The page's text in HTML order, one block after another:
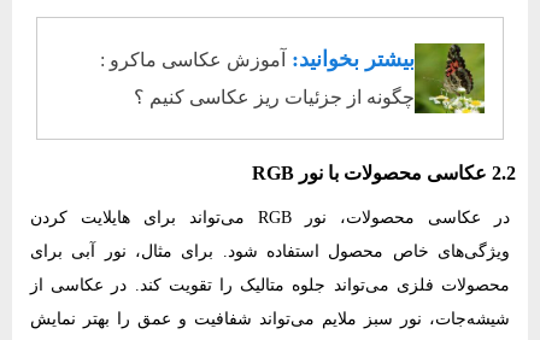
بیشتر بخوانید: آموزش عکاسی ماکرو :
چگونه از جزئیات ریز عکاسی کنیم ؟
2.2 عکاسی محصولات با نور RGB
در عکاسی محصولات، نور RGB می‌تواند برای هایلایت کردن
ویژگی‌های خاص محصول استفاده شود. برای مثال، نور آبی برای
محصولات فلزی می‌تواند جلوه متالیک را تقویت کند. در عکاسی از
شیشه‌جات، نور سبز ملایم می‌تواند شفافیت و عمق را بهتر نمایش